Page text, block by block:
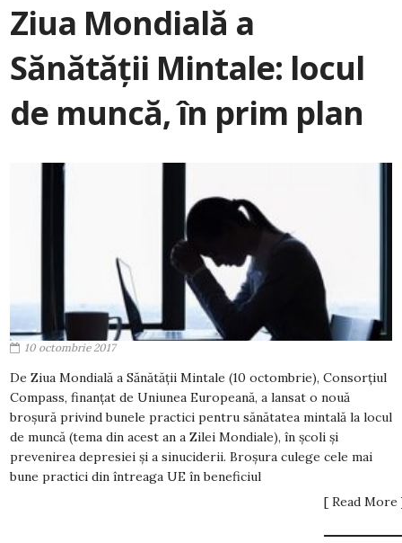
Ziua Mondială a
Sănătății Mintale: locul
de muncă, în prim plan
10 octombrie 2017
De Ziua Mondială a Sănătății Mintale (10 octombrie), Consorțiul
Compass, finanțat de Uniunea Europeană, a lansat o nouă
broșură privind bunele practici pentru sănătatea mintală la locul
de muncă (tema din acest an a Zilei Mondiale), în școli și
prevenirea depresiei și a sinuciderii. Broșura culege cele mai
bune practici din întreaga UE în beneficiul
[ Read More